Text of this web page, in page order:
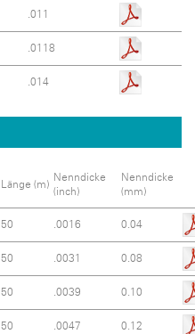
.011
.0118
.014
Länge (m)
Nenndicke
(inch)
Nenndicke
(mm)
50 .0016 0.04
50 .0031 0.08
50 .0039 0.10
50 .0047 0.12